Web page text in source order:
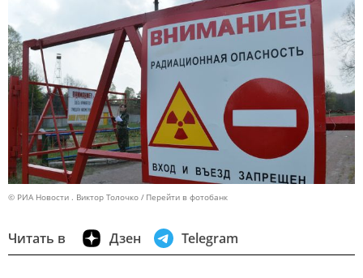
© РИА Новости . Виктор Толочко Перейти в фотобанк
Читать в Дзен Telegram